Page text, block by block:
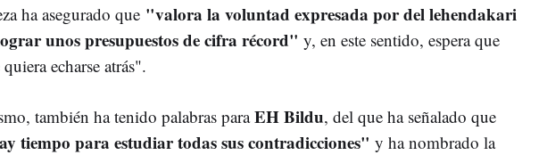
ha asegurado que "valora la voluntad expresada por del lehendakari
unos presupuestos de cifra récord" y, en este sentido, espera que
echarse atrás".
también ha tenido palabras paraEH Bildu, del que ha señalado que
tiempo para estudiar todas sus contradicciones" y ha nombrado la